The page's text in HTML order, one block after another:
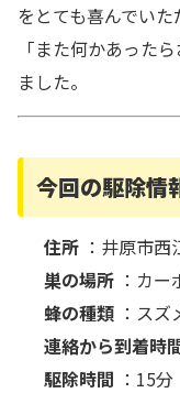
をとても喜んでいた
「また何かあった
ました。
今回の駆除情
住所 ：井原市西
巣の場所 ：カー
蜂の種類 ：スズ
連絡から到着時
駆除時間 ：15分